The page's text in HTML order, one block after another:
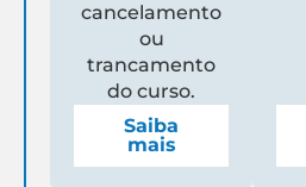
cancelamento
ou
trancamento
do curso.
Saiba
mais